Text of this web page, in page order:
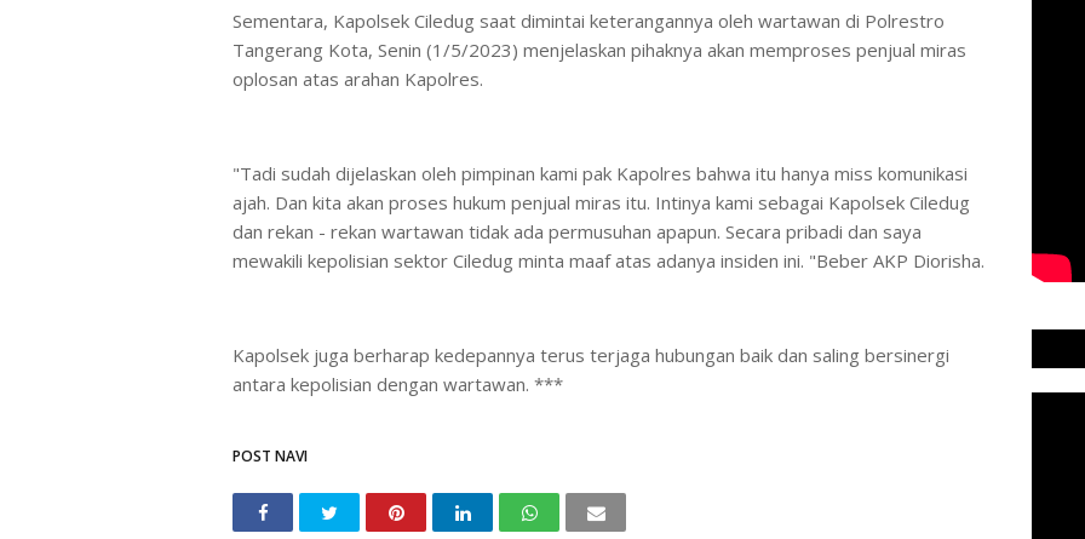
Sementara, Kapolsek Ciledug saat dimintai keterangannya oleh wartawan di Polrestro
Tangerang Kota, Senin (1/5/2023) menjelaskan pihaknya akan memproses penjual miras
oplosan atas arahan Kapolres.
"Tadi sudah dijelaskan oleh pimpinan kami pak Kapolres bahwa itu hanya miss komunikasi
ajah. Dan kita akan proses hukum penjual miras itu. Intinya kami sebagai Kapolsek Ciledug
dan rekan - rekan wartawan tidak ada permusuhan apapun. Secara pribadi dan saya
mewakili kepolisian sektor Ciledug minta maaf atas adanya insiden ini. "Beber AKP Diorisha.
Kapolsek juga berharap kedepannya terus terjaga hubungan baik dan saling bersinergi
antara kepolisian dengan wartawan. ***
POST NAVI